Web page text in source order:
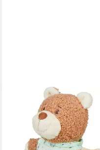
STERNTALER®
Kuscheltier BÄR Bo M
ab 17,99 €
lieferbar - in 2-3 Werktagen bei dir